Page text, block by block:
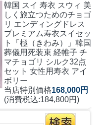
韓国 スイ 寿衣 スウィ 美
しく旅立つためのチョゴ
リ エンディングドレス
プレミアム寿衣スイセッ
ト「極（きわみ）」韓国
葬儀用死装束 経帷子 チ
マチョゴリ シルク32点
セット 女性用寿衣 アイ
ボリー
当店特別価格168,000円
(消費税込:184,800円)